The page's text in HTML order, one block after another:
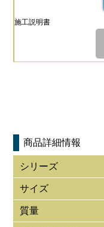
施工説明書
商品詳細情報
シリーズ
サイズ
質量